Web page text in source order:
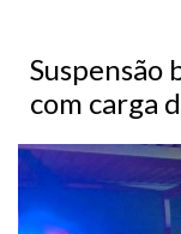
com carga